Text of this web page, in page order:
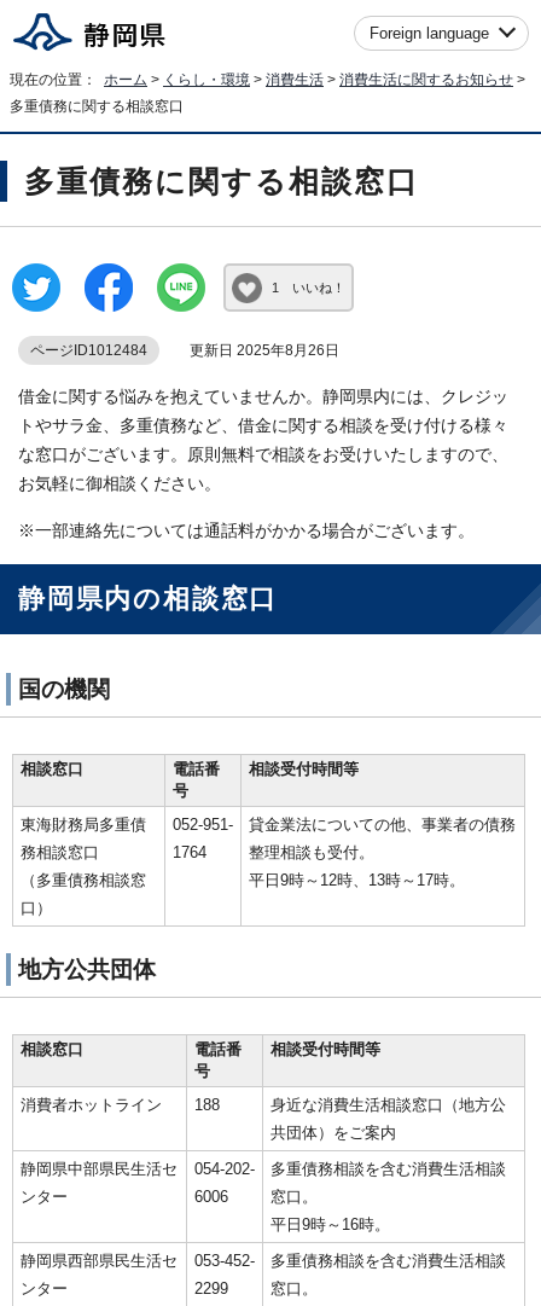
Foreign language
現在の位置： ホーム > くらし・環境 > 消費生活 > 消費生活に関するお知らせ >
多重債務に関する相談窓口
多重債務に関する相談窓口
1 いいね！
ページID1012484 更新日 2025年8月26日
借金に関する悩みを抱えていませんか。静岡県内には、クレジッ
トやサラ金、多重債務など、借金に関する相談を受け付ける様々
な窓口がございます。原則無料で相談をお受けいたしますので、
お気軽に御相談ください。
※一部連絡先については通話料がかかる場合がございます。
静岡県内の相談窓口
国の機関
相談窓口
電話番
号
相談受付時間等
東海財務局多重債
務相談窓口
（多重債務相談窓
口）
052-951-
1764
貸金業法についての他、事業者の債務
整理相談も受付。
平日9時～12時、13時～17時。
地方公共団体
相談窓口
電話番
号
相談受付時間等
消費者ホットライン 188
身近な消費生活相談窓口（地方公
共団体）をご案内
静岡県中部県民生活セ
ンター
054-202-
6006
多重債務相談を含む消費生活相談
窓口。
平日9時～16時。
静岡県西部県民生活セ
ンター
053-452-
2299
多重債務相談を含む消費生活相談
窓口。